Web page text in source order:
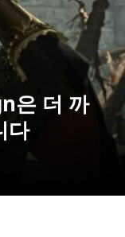
은 더 까
다